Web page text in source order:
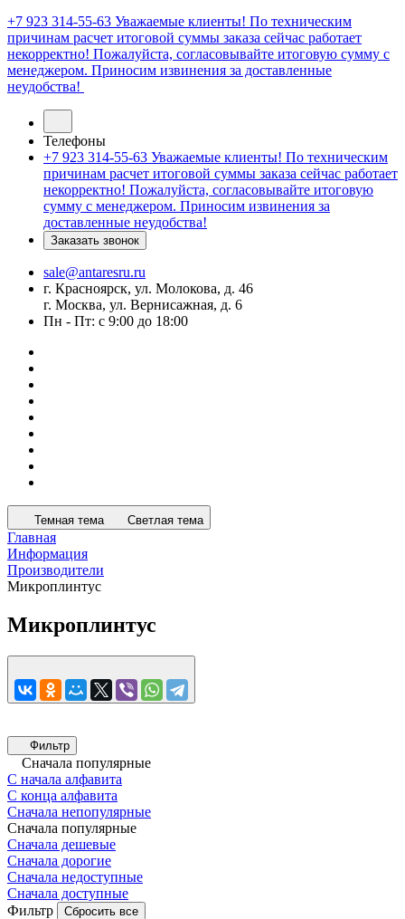
+7 923 314-55-63 Уважаемые клиенты! По техническим
причинам расчет итоговой суммы заказа сейчас работает
некорректно! Пожалуйста, согласовывайте итоговую сумму с
менеджером. Приносим извинения за доставленные
неудобства!
Телефоны
+7 923 314-55-63 Уважаемые клиенты! По техническим
причинам расчет итоговой суммы заказа сейчас работает
некорректно! Пожалуйста, согласовывайте итоговую
сумму с менеджером. Приносим извинения за
доставленные неудобства!
Заказать звонок
sale@antaresru.ru
г. Красноярск, ул. Молокова, д. 46
г. Москва, ул. Вернисажная, д. 6
Пн - Пт: с 9:00 до 18:00
Темная тема Светлая тема
Главная
Информация
Производители
Микроплинтус
Микроплинтус
Фильтр
Сначала популярные
С начала алфавита
С конца алфавита
Сначала непопулярные
Сначала популярные
Сначала дешевые
Сначала дорогие
Сначала недоступные
Сначала доступные
Фильтр
Сбросить все